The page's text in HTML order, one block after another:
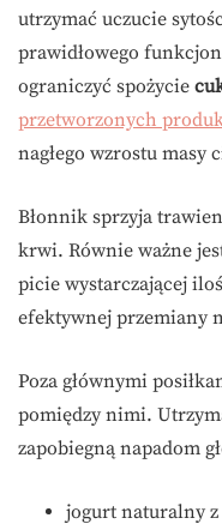
utrzymać uczucie
prawidłowego
ograniczyć spożycie
przetworzonych
nagłego wzrostu masy
Błonnik sprzyja
krwi. Równie ważne
picie wystarczającej
efektywnej przemiany
Poza głównymi
pomiędzy nimi.
zapobiegną napadom
jogurt naturalny